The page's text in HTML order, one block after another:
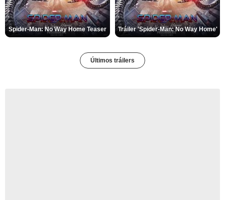
Spider-Man: No Way Home Teaser Tráiler 'Spider-Man: No Way Home'
Últimos tráilers